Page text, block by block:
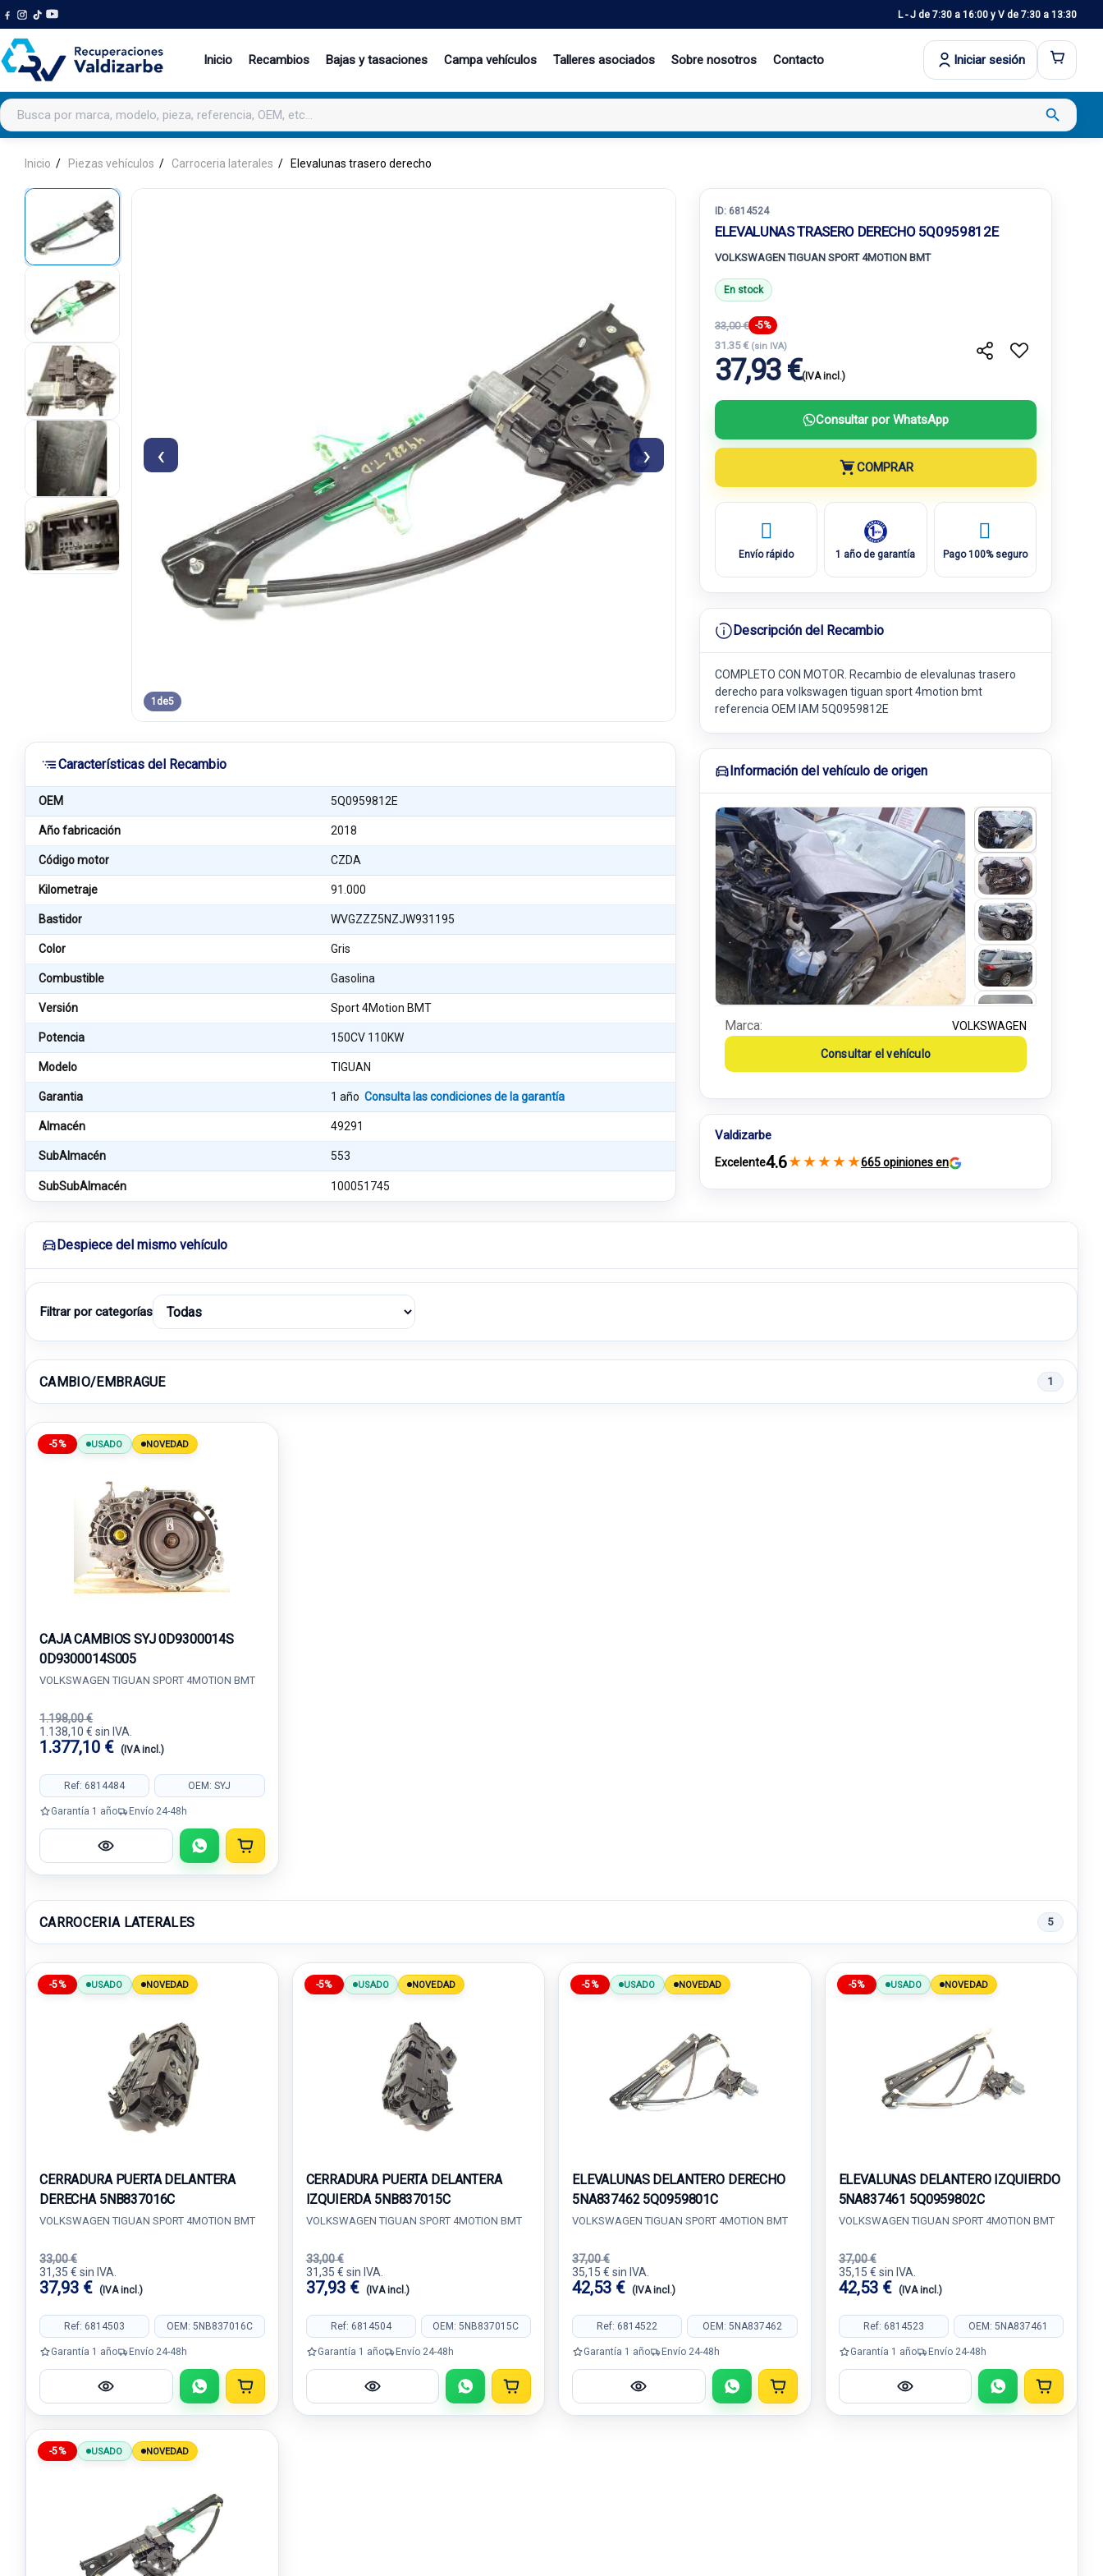
L - J de 7:30 a 16:00 y V de 7:30 a 13:30
Inicio Recambios Bajas y tasaciones Campa vehículos Talleres asociados Sobre nosotros Contacto Iniciar sesión
Buscar productos search
Inicio Piezas vehículos Carroceria laterales Elevalunas trasero derecho
‹ ›
1 de5
Características del Recambio
OEM 5Q0959812E
Año fabricación 2018
Código motor CZDA
Kilometraje 91.000
Bastidor WVGZZZ5NZJW931195
Color Gris
Combustible Gasolina
Versión Sport 4Motion BMT
Potencia 150CV 110KW
Modelo TIGUAN
Garantia 1 añoConsulta las condiciones de la garantía
Almacén 49291
SubAlmacén 553
SubSubAlmacén 100051745
ID: 6814524
ELEVALUNAS TRASERO DERECHO 5Q0959812E
VOLKSWAGEN TIGUAN SPORT 4MOTION BMT
En stock
33,00 € -5%
31.35 € (sin IVA)
37,93 €(IVA incl.)
Consultar por WhatsApp
COMPRAR
Envío rápido 1 año de garantía Pago 100% seguro
Descripción del Recambio
COMPLETO CON MOTOR. Recambio de elevalunas trasero
derecho para volkswagen tiguan sport 4motion bmt
referencia OEM IAM 5Q0959812E
Información del vehículo de origen
Marca: VOLKSWAGEN
Consultar el vehículo
Valdizarbe
Excelente4.6★ ★ ★ ★ ★665 opiniones en
Despiece del mismo vehículo
Filtrar por categorías
CAMBIO/EMBRAGUE 1
-5% USADO NOVEDAD
CAJA CAMBIOS SYJ 0D9300014S
0D9300014S005
VOLKSWAGEN TIGUAN SPORT 4MOTION BMT
1.198,00 €
1.138,10 € sin IVA.
1.377,10 € (IVA incl.)
Ref: 6814484 OEM: SYJ
Garantía 1 año Envío 24-48h
CARROCERIA LATERALES 5
-5% USADO NOVEDAD
CERRADURA PUERTA DELANTERA
DERECHA 5NB837016C
VOLKSWAGEN TIGUAN SPORT 4MOTION BMT
33,00 €
31,35 € sin IVA.
37,93 € (IVA incl.)
Ref: 6814503 OEM: 5NB837016C
Garantía 1 año Envío 24-48h
-5% USADO NOVEDAD
CERRADURA PUERTA DELANTERA
IZQUIERDA 5NB837015C
VOLKSWAGEN TIGUAN SPORT 4MOTION BMT
33,00 €
31,35 € sin IVA.
37,93 € (IVA incl.)
Ref: 6814504 OEM: 5NB837015C
Garantía 1 año Envío 24-48h
-5% USADO NOVEDAD
ELEVALUNAS DELANTERO DERECHO
5NA837462 5Q0959801C
VOLKSWAGEN TIGUAN SPORT 4MOTION BMT
37,00 €
35,15 € sin IVA.
42,53 € (IVA incl.)
Ref: 6814522 OEM: 5NA837462
Garantía 1 año Envío 24-48h
-5% USADO NOVEDAD
ELEVALUNAS DELANTERO IZQUIERDO
5NA837461 5Q0959802C
VOLKSWAGEN TIGUAN SPORT 4MOTION BMT
37,00 €
35,15 € sin IVA.
42,53 € (IVA incl.)
Ref: 6814523 OEM: 5NA837461
Garantía 1 año Envío 24-48h
-5% USADO NOVEDAD